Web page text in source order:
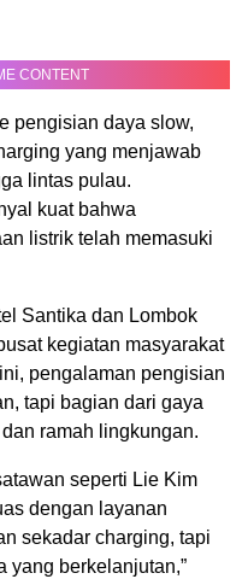
CONTENT
pengisian daya slow,
yang menjawab
lintas pulau.
kuat bahwa
listrik telah memasuki
Santika dan Lombok
kegiatan masyarakat
pengalaman pengisian
tapi bagian dari gaya
ramah lingkungan.
seperti Lie Kim
dengan layanan
sekadar charging, tapi
yang berkelanjutan,”